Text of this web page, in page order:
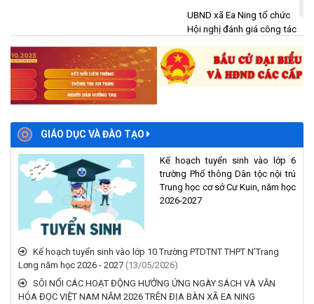
UBND xã Ea Ning tổ chức
Hội nghị đánh giá công tác
tháng đầu năm 2026.
(06/08/2026)
UBND XÃ EA NING TỔ CHỨC
HỘI NGHỊ TRIỂN KHAI NGHỊ
QUYẾT SỐ 36/2026/NQ-CP
NGÀY 31/7/2026/NQ-CP
KỊP THỜI KHẢO SÁT THỰC
TẾ CÁC TUYẾN KÊNH
trường Phổ thông Dân tộc nội trú
Trung học cơ sở Cư Kuin, năm học
2026-2027
Kế hoạch tuyển sinh vào lớp 10 Trường PTDTNT THPT N’Trang
Lơng năm học 2026 - 2027
(13/05/2026)
SÔI NỔI CÁC HOẠT ĐỘNG HƯỞNG ỨNG NGÀY SÁCH VÀ VĂN
HÓA ĐỌC VIỆT NAM NĂM 2026 TRÊN ĐỊA BÀN XÃ EA NING
(23/04/2026)